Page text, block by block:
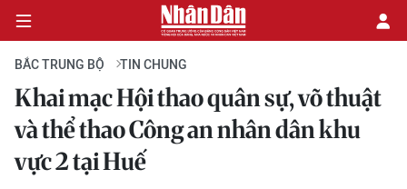
CHÍNH TRỊ
KINH TẾ
BẮC TRUNG BỘ TIN CHUNG
Khai mạc Hội thao quân sự, võ thuật
và thể thao Công an nhân dân khu
vực 2 tại Huế